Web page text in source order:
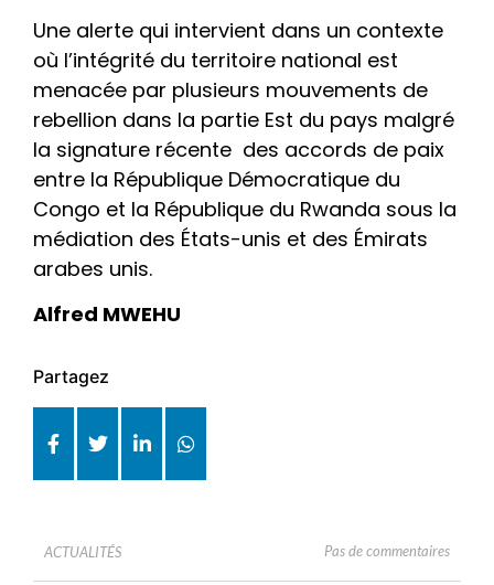
Une alerte qui intervient dans un contexte
où l’intégrité du territoire national est
menacée par plusieurs mouvements de
rebellion dans la partie Est du pays malgré
la signature récente des accords de paix
entre la République Démocratique du
Congo et la République du Rwanda sous la
médiation des États-unis et des Émirats
arabes unis.
Alfred MWEHU
Partagez
ACTUALITÉS Pas de commentaires